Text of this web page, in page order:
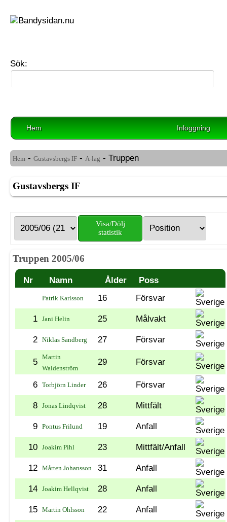
Sök:
Hem Inloggning
Hem - Gustavsbergs IF - A-lag - Truppen
Gustavsbergs IF
Visa/Dölj
statistik
Truppen 2005/06
Nr Namn Ålder Poss
Patrik Karlsson 16 Försvar
1 Jani Helin 25 Målvakt
2 Niklas Sandberg 27 Försvar
5
Martin
Waldenström
29 Försvar
6 Torbjörn Linder 26 Försvar
8 Jonas Lindqvist 28 Mittfält
9 Pontus Frilund 19 Anfall
10 Joakim Pihl 23 Mittfält/Anfall
12 Mårten Johansson 31 Anfall
14 Joakim Hellqvist 28 Anfall
15 Martin Ohlsson 22 Anfall